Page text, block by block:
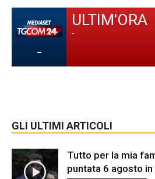
-
ULTIM'ORA
-
GLI ULTIMI ARTICOLI
Tutto per la mia
puntata 6 agosto